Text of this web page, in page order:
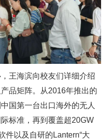
王海滨向校友们详细介绍
品矩阵。从2016年推出的
国第一台出口海外的无人
标准，再到覆盖超20GW
件以及自研的Lantern“大